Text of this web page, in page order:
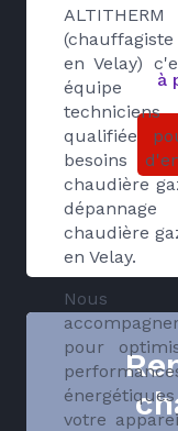
ALTITHERM
en Velay)
techniciens
qualifiée
besoins
chaudière
dépannage
chaudière
en Velay.
Nous
pour
votre
à